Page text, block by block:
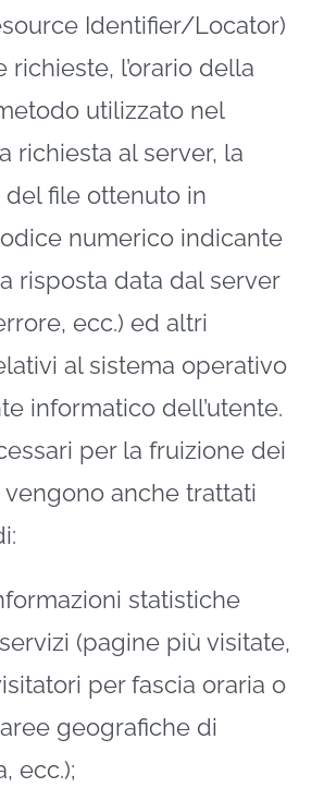
Identifier/Locator)
richieste, l’orario della
utilizzato nel
richiesta al server, la
file ottenuto in
numerico indicante
risposta data dal server
ecc.) ed altri
al sistema operativo
informatico dell’utente.
per la fruizione dei
vengono anche trattati
statistiche
(pagine più visitate,
per fascia oraria o
geografiche di
ecc.);